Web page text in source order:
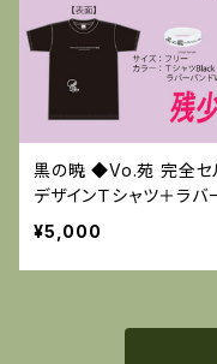
黒の暁 ◆Vo.苑 完全セ
デザインＴシャツ＋ラバ
ンド
¥5,000